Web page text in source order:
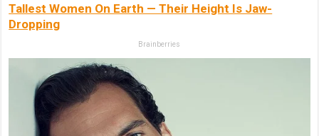
Tallest Women On Earth — Their Height Is Jaw-
Dropping
Brainberries